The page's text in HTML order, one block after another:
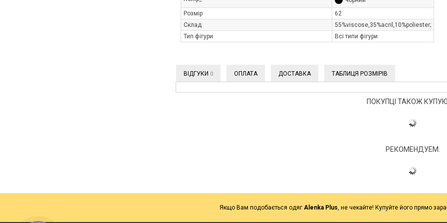
Розмір
62
Склад
55%viscose,35%aсril,10%poliester;
Тип фігури
Всі типи фігури
ВІДГУКИ 0 ОПЛАТА ДОСТАВКА ТАБЛИЦЯ РОЗМІРІВ
ПОКУПЦІ ТАКОЖ
РЕКОМЕНДУЕМ:
Якщо Вам подобається одяг Alenka Plus, не чекайте! Купуйте його прямо